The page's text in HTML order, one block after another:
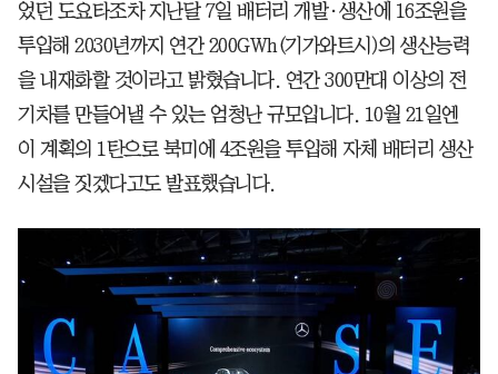
었던 도요타조차 지난달 7일 배터리 개발·생산에 16조원을
투입해 2030년까지 연간 200GWh(기가와트시)의 생산능력
을 내재화할 것이라고 밝혔습니다. 연간 300만대 이상의 전
기차를 만들어낼 수 있는 엄청난 규모입니다. 10월 21일엔
이 계획의 1탄으로 북미에 4조원을 투입해 자체 배터리 생산
시설을 짓겠다고도 발표했습니다.